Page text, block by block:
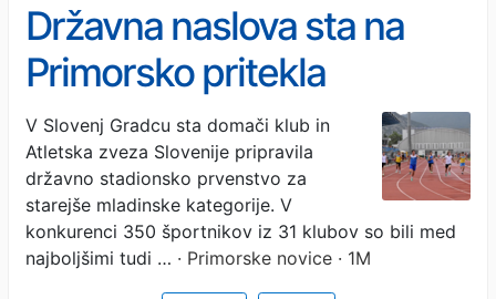
Državna naslova sta na
Primorsko pritekla
Lakošeljac in Božič
V Slovenj Gradcu sta domači klub in
Atletska zveza Slovenije pripravila
državno stadionsko prvenstvo za
starejše mladinske kategorije. V
konkurenci 350 športnikov iz 31 klubov so bili med
najboljšimi tudi … · Primorske novice · 1M